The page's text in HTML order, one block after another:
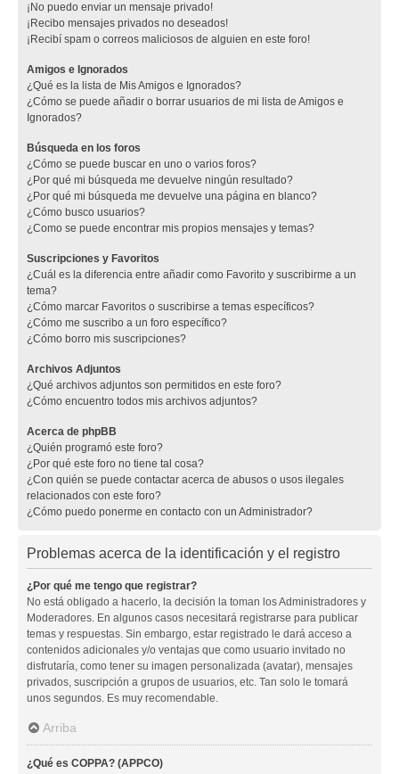
¡No puedo enviar un mensaje privado!
¡Recibo mensajes privados no deseados!
¡Recibí spam o correos maliciosos de alguien en este foro!
Amigos e Ignorados
¿Qué es la lista de Mis Amigos e Ignorados?
¿Cómo se puede añadir o borrar usuarios de mi lista de Amigos e
Ignorados?
Búsqueda en los foros
¿Cómo se puede buscar en uno o varios foros?
¿Por qué mi búsqueda me devuelve ningún resultado?
¿Por qué mi búsqueda me devuelve una página en blanco?
¿Cómo busco usuarios?
¿Como se puede encontrar mis propios mensajes y temas?
Suscripciones y Favoritos
¿Cuál es la diferencia entre añadir como Favorito y suscribirme a un
tema?
¿Cómo marcar Favoritos o suscribirse a temas específicos?
¿Cómo me suscribo a un foro específico?
¿Cómo borro mis suscripciones?
Archivos Adjuntos
¿Qué archivos adjuntos son permitidos en este foro?
¿Cómo encuentro todos mis archivos adjuntos?
Acerca de phpBB
¿Quién programó este foro?
¿Por qué este foro no tiene tal cosa?
¿Con quién se puede contactar acerca de abusos o usos ilegales
relacionados con este foro?
¿Cómo puedo ponerme en contacto con un Administrador?
Problemas acerca de la identificación y el registro
¿Por qué me tengo que registrar?
No está obligado a hacerlo, la decisión la toman los Administradores y
Moderadores. En algunos casos necesitará registrarse para publicar
temas y respuestas. Sin embargo, estar registrado le dará acceso a
contenidos adicionales y/o ventajas que como usuario invitado no
disfrutaría, como tener su imagen personalizada (avatar), mensajes
privados, suscripción a grupos de usuarios, etc. Tan solo le tomará
unos segundos. Es muy recomendable.
Arriba
¿Qué es COPPA? (APPCO)